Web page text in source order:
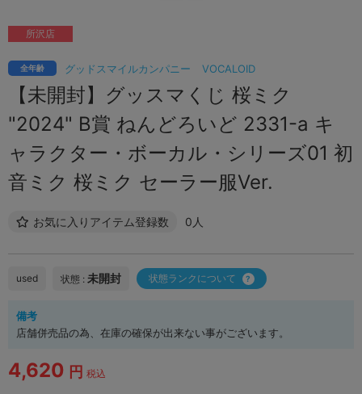
グッドスマイルカンパニー VOCALOID
全年齢
【未開封】グッスマくじ 桜ミク
"2024" B賞 ねんどろいど 2331-a キ
ャラクター・ボーカル・シリーズ01 初
音ミク 桜ミク セーラー服Ver.
お気に入りアイテム登録数 0人
所沢店
used 状態 : 未開封 状態ランクについて
備考
店舗併売品の為、在庫の確保が出来ない事がございます。
4,620 円 税込